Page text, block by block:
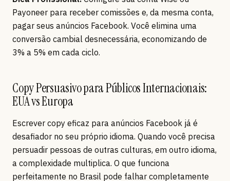
Payoneer para receber comissões e, da mesma conta,
pagar seus anúncios Facebook. Você elimina uma
conversão cambial desnecessária, economizando de
3% a 5% em cada ciclo.
Copy Persuasivo para Públicos Internacionais:
EUA vs Europa
Escrever copy eficaz para anúncios Facebook já é
desafiador no seu próprio idioma. Quando você precisa
persuadir pessoas de outras culturas, em outro idioma,
a complexidade multiplica. O que funciona
perfeitamente no Brasil pode falhar completamente